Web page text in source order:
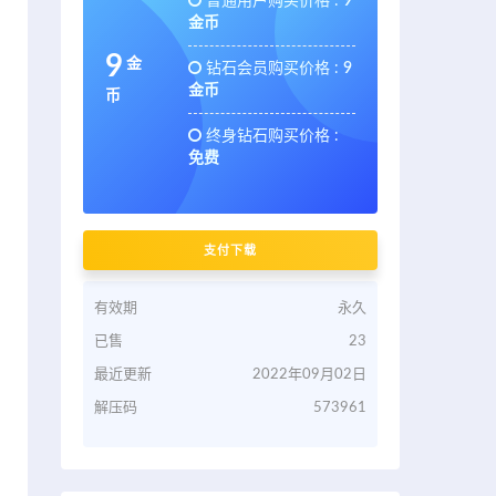
9 金
币
金币
钻石会员购买价格 : 9
金币
终身钻石购买价格 :
免费
支付下载
有效期 永久
已售 23
最近更新 2022年09月02日
解压码 573961